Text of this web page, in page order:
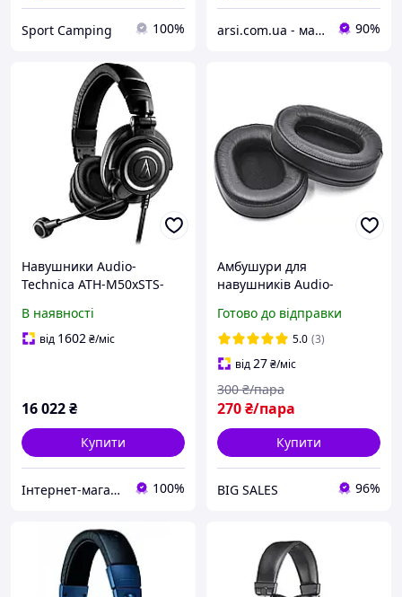
Sport Camping 100% arsi.com.ua - магазин техніки 90%
Навушники Audio-
Technica ATH-M50xSTS-
В наявності
від 1602₴/міс
16 022₴
Купити
Інтернет-магазин HI-FI Store 100%
Амбушури для
навушників Audio-
M20 M30 M40 ATH-SX1
чорні
Готово до відправки
5.0 (3)
від27₴/міс
270₴/пара
300 ₴/пара
Купити
BIG SALES 96%